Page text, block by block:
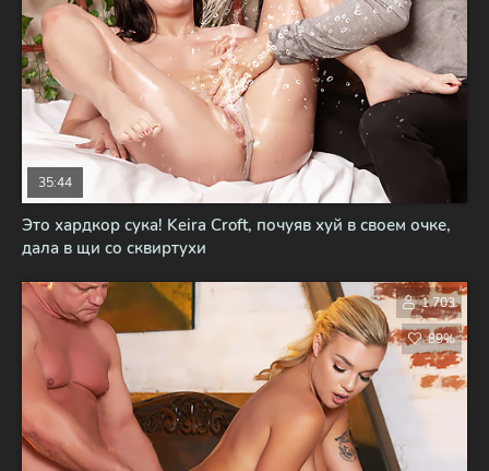
Это хардкор сука! Keira Croft, почуяв хуй в своем очке,
дала в щи со сквиртухи
35:44
1 703
89%